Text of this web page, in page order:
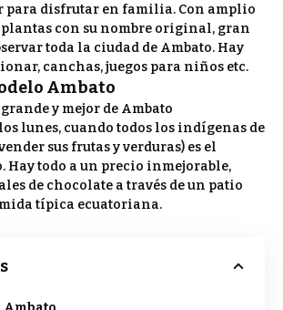
para disfrutar en familia. Con amplio
con su nombre original, gran
toda la ciudad de Ambato. Hay
canchas, juegos para niños etc.
Ambato
y mejor de Ambato
lunes, cuando todos los indígenas de
sus frutas y verduras) es el
Hay todo a un precio inmejorable,
de chocolate a través de un patio
típica ecuatoriana.